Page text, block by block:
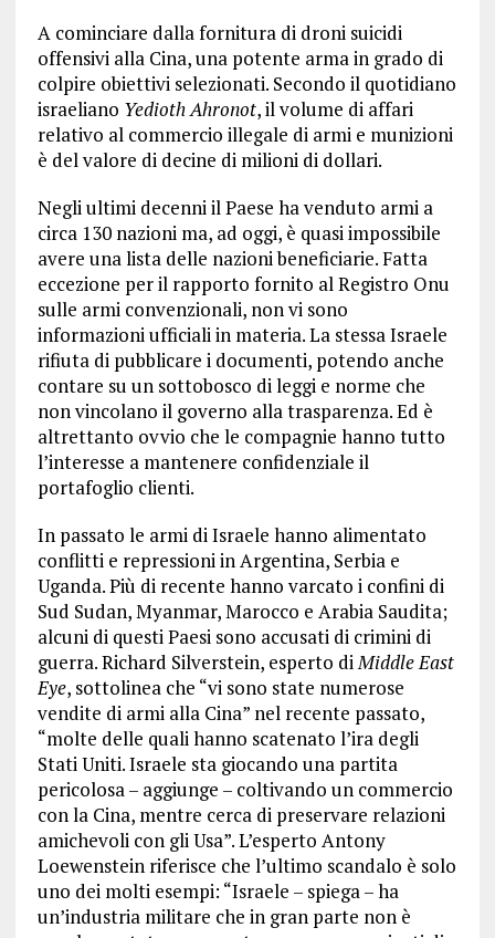
A cominciare dalla fornitura di droni suicidi
offensivi alla Cina, una potente arma in grado di
colpire obiettivi selezionati. Secondo il quotidiano
israeliano Yedioth Ahronot, il volume di affari
relativo al commercio illegale di armi e munizioni
è del valore di decine di milioni di dollari.
Negli ultimi decenni il Paese ha venduto armi a
circa 130 nazioni ma, ad oggi, è quasi impossibile
avere una lista delle nazioni beneficiarie. Fatta
eccezione per il rapporto fornito al Registro Onu
sulle armi convenzionali, non vi sono
informazioni ufficiali in materia. La stessa Israele
rifiuta di pubblicare i documenti, potendo anche
contare su un sottobosco di leggi e norme che
non vincolano il governo alla trasparenza. Ed è
altrettanto ovvio che le compagnie hanno tutto
l’interesse a mantenere confidenziale il
portafoglio clienti.
In passato le armi di Israele hanno alimentato
conflitti e repressioni in Argentina, Serbia e
Uganda. Più di recente hanno varcato i confini di
Sud Sudan, Myanmar, Marocco e Arabia Saudita;
alcuni di questi Paesi sono accusati di crimini di
guerra. Richard Silverstein, esperto diMiddle East
Eye, sottolinea che “vi sono state numerose
vendite di armi alla Cina” nel recente passato,
“molte delle quali hanno scatenato l’ira degli
Stati Uniti. Israele sta giocando una partita
pericolosa – aggiunge – coltivando un commercio
con la Cina, mentre cerca di preservare relazioni
amichevoli con gli Usa”. L’esperto Antony
Loewenstein riferisce che l’ultimo scandalo è solo
uno dei molti esempi: “Israele – spiega – ha
un’industria militare che in gran parte non è